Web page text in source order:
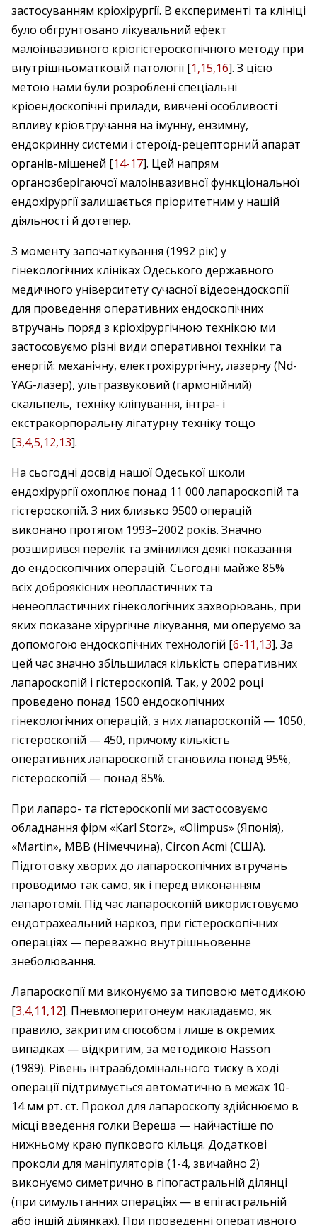
застосуванням кріохірургії. В експерименті та клініці
було обгрунтовано лікувальний ефект
малоінвазивного кріогістероскопічного методу при
внутрішньоматковій патології [1,15,16]. З цією
метою нами були розроблені спеціальні
кріоендоскопічні прилади, вивчені особливості
впливу кріовтручання на імунну, ензимну,
ендокринну системи і стероїд-рецепторний апарат
органів-мішеней [14-17]. Цей напрям
органозберігаючої малоінвазивної функціональної
ендохірургії залишається пріоритетним у нашій
діяльності й дотепер.
З моменту започаткування (1992 рік) у
гінекологічних клініках Одеського державного
медичного університету сучасної відеоендоскопії
для проведення оперативних ендоскопічних
втручань поряд з кріохірургічною технікою ми
застосовуємо різні види оперативної техніки та
енергій: механічну, електрохірургічну, лазерну (Nd-
YAG-лазер), ультразвуковий (гармонійний)
скальпель, техніку кліпування, інтра- і
екстракорпоральну лігатурну техніку тощо
[3,4,5,12,13].
На сьогодні досвід нашої Одеської школи
ендохірургії охоплює понад 11 000 лапароскопій та
гістероскопій. З них близько 9500 операцій
виконано протягом 1993–2002 років. Значно
розширився перелік та змінилися деякі показання
до ендоскопічних операцій. Сьогодні майже 85%
всіх доброякісних неопластичних та
ненеопластичних гінекологічних захворювань, при
яких показане хірургічне лікування, ми оперуємо за
допомогою ендоскопічних технологій [6-11,13]. За
цей час значно збільшилася кількість оперативних
лапароскопій і гістероскопій. Так, у 2002 році
проведено понад 1500 ендоскопічних
гінекологічних операцій, з них лапароскопій — 1050,
гістероскопій — 450, причому кількість
оперативних лапароскопій становила понад 95%,
гістероскопій — понад 85%.
При лапаро- та гістероскопії ми застосовуємо
обладнання фірм «Каrl Storz», «Оlimpus» (Японія),
«Маrtіn», МВВ (Німеччина), Сіrсоn Асmі (США).
Підготовку хворих до лапароскопічних втручань
проводимо так само, як і перед виконанням
лапаротомії. Під час лапароскопій використовуємо
ендотрахеальний наркоз, при гістероскопічних
операціях — переважно внутрішньовенне
знеболювання.
Лапароскопії ми виконуємо за типовою методикою
[3,4,11,12]. Пневмоперитонеум накладаємо, як
правило, закритим способом і лише в окремих
випадках — відкритим, за методикою Наsson
(1989). Рівень інтраабдомінального тиску в ході
операції підтримується автоматично в межах 10-
14 мм рт. ст. Прокол для лапароскопу здійснюємо в
місці введення голки Вереша — найчастіше по
нижньому краю пупкового кільця. Додаткові
проколи для маніпуляторів (1-4, звичайно 2)
виконуємо симетрично в гіпогастральній ділянці
(при симультанних операціях — в епігастральній
або іншій ділянках). При проведенні оперативного